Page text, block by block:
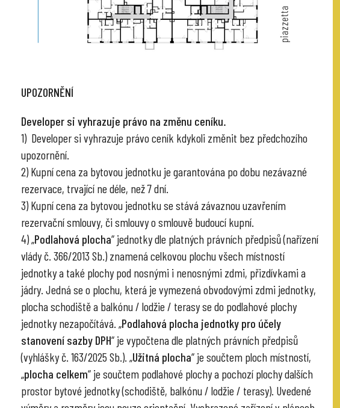
UPOZORNĚNÍ
Developer si vyhrazuje právo na změnu ceníku.
1) Developer si vyhrazuje právo ceník kdykoli změnit bez předchozího
upozornění.
2) Kupní cena za bytovou jednotku je garantována po dobu nezávazné
rezervace, trvající ne déle, než 7 dní.
3) Kupní cena za bytovou jednotku se stává závaznou uzavřením
rezervační smlouvy, či smlouvy o smlouvě budoucí kupní.
4) „Podlahová plocha“ jednotky dle platných právních předpisů (nařízení
vlády č. 366/2013 Sb.) znamená celkovou plochu všech místností
jednotky a také plochy pod nosnými i nenosnými zdmi, přizdívkami a
jádry. Jedná se o plochu, která je vymezená obvodovými zdmi jednotky,
plocha schodiště a balkónu / lodžie / terasy se do podlahové plochy
jednotky nezapočítává. „Podlahová plocha jednotky pro účely
stanovení sazby DPH“ je vypočtena dle platných právních předpisů
(vyhlášky č. 163/2025 Sb.). „Užitná plocha“ je součtem ploch místností,
„plocha celkem“ je součtem podlahové plochy a pochozí plochy dalších
prostor bytové jednotky (schodiště, balkónu / lodžie / terasy). Uvedené